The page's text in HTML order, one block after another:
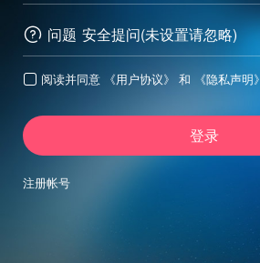
 问题 安全提问(未设置请忽略)
 阅读并同意 《用户协议》 和 《隐私声明》
登录
注册帐号